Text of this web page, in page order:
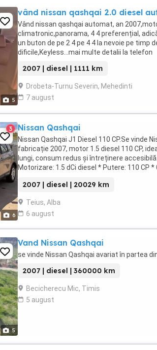
5
vând nissan qashqai 2.0 diesel
Vând nissan qashqai automat, an
climatronic,panorama, 4 4 preferențial,
un buton de pe 2 4 pe 4 4 la nevoie pe timp
dificile,Keyless...mai multe detalii la telefon
2007 | diesel | 1111 km
Drobeta-Turnu Severin, Mehedinti
7 august
6
3 Nissan Qashqai
Nissan Qashqai J1 Diesel 110 CP.Se vinde
fabricație 2007, motor 1.5 diesel 110 CP,
lungi, consum redus și întreținere
Motorizare: 1.5 dCi diesel * Putere: 110 CP
2007 | diesel | 20029 km
Teius, Alba
6 august
5
Vand Nissan Qashqai
se vinde Nissan Qashqai avariat în partea
2007 | diesel | 360000 km
Becicherecu Mic, Timis
5 august